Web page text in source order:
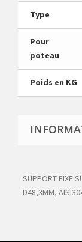
Type
Pour
poteau
Poids en KG
SUPPORT FIXE
D48,3MM,